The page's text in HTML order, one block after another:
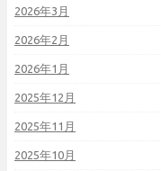
2026年3月
2026年2月
2026年1月
2025年12月
2025年11月
2025年10月